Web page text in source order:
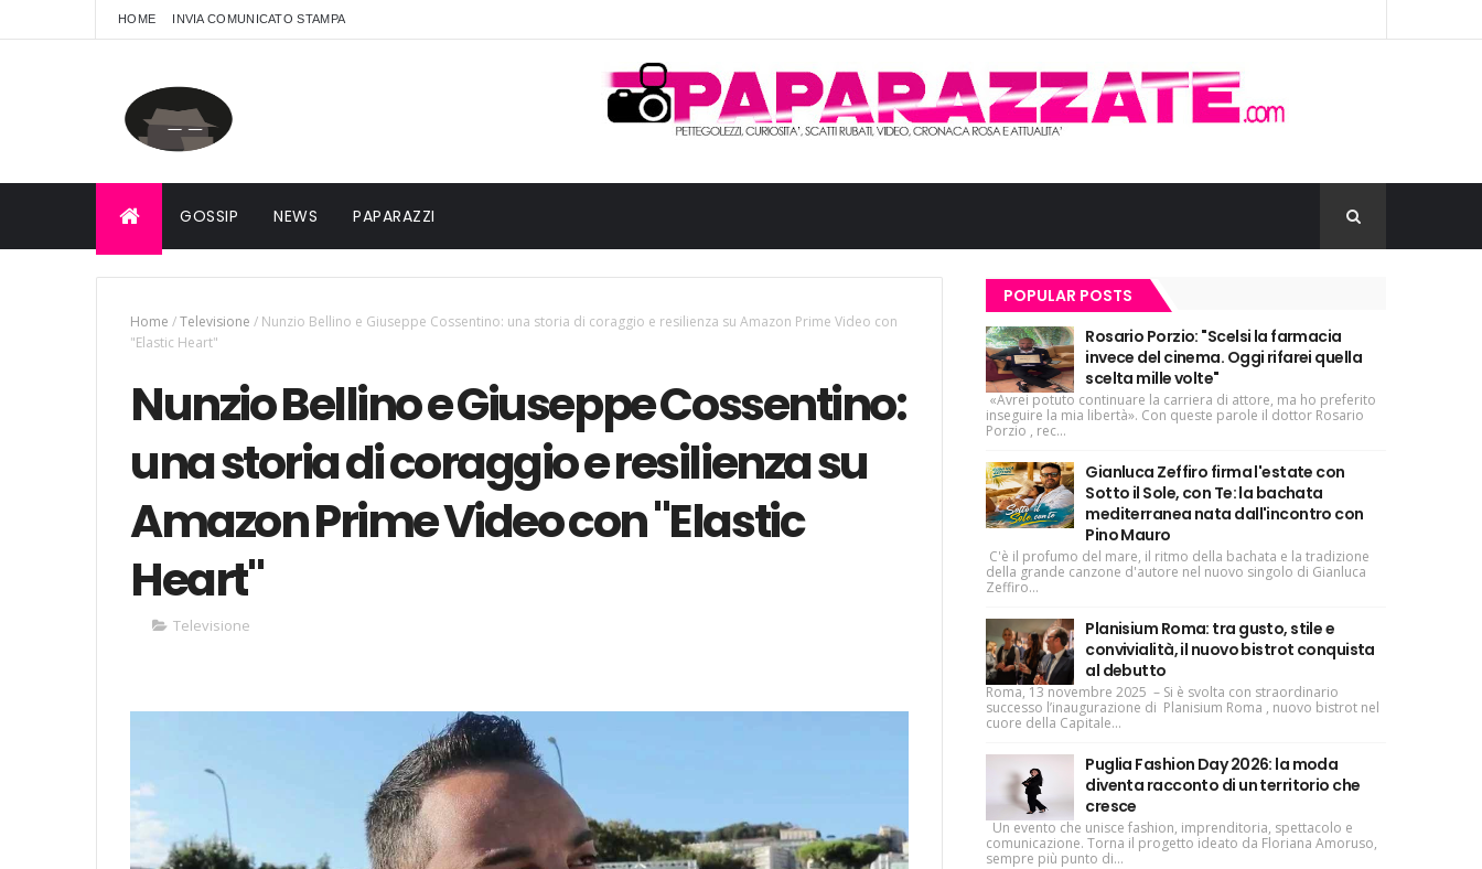
HOME INVIA COMUNICATO STAMPA
GOSSIP NEWS PAPARAZZI
Home /Televisione / Nunzio Bellino e Giuseppe Cossentino: una storia di coraggio e resilienza su Amazon Prime Video con
"Elastic Heart"
Nunzio Bellino e Giuseppe Cossentino:
una storia di coraggio e resilienza su
Amazon Prime Video con "Elastic
Heart"
Televisione
POPULAR POSTS
Rosario Porzio: "Scelsi la farmacia
invece del cinema. Oggi rifarei quella
scelta mille volte"
«Avrei potuto continuare la carriera di attore, ma ho preferito
inseguire la mia libertà». Con queste parole il dottor Rosario
Porzio , rec...
Gianluca Zeffiro firma l'estate con
Sotto il Sole, con Te: la bachata
mediterranea nata dall'incontro con
Pino Mauro
C'è il profumo del mare, il ritmo della bachata e la tradizione
della grande canzone d'autore nel nuovo singolo di Gianluca
Zeffiro...
Planisium Roma: tra gusto, stile e
convivialità, il nuovo bistrot conquista
al debutto
Roma, 13 novembre 2025 – Si è svolta con straordinario
successo l’inaugurazione di Planisium Roma , nuovo bistrot nel
cuore della Capitale...
Puglia Fashion Day 2026: la moda
diventa racconto di un territorio che
cresce
Un evento che unisce fashion, imprenditoria, spettacolo e
comunicazione. Torna il progetto ideato da Floriana Amoruso,
sempre più punto di...